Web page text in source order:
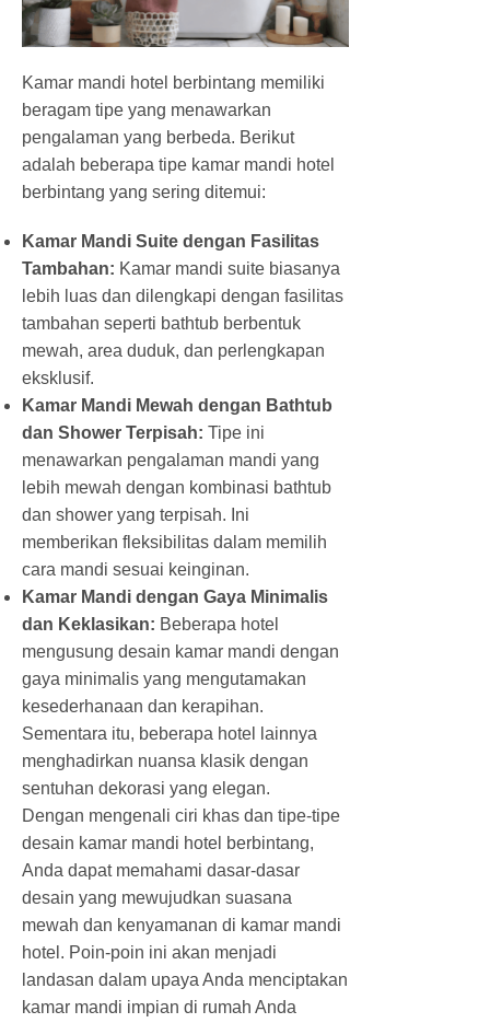
Kamar mandi hotel berbintang memiliki
beragam tipe yang menawarkan
pengalaman yang berbeda. Berikut
adalah beberapa tipe kamar mandi hotel
berbintang yang sering ditemui:
Kamar Mandi Suite dengan Fasilitas
Tambahan: Kamar mandi suite biasanya
lebih luas dan dilengkapi dengan fasilitas
tambahan seperti bathtub berbentuk
mewah, area duduk, dan perlengkapan
eksklusif.
Kamar Mandi Mewah dengan Bathtub
dan Shower Terpisah: Tipe ini
menawarkan pengalaman mandi yang
lebih mewah dengan kombinasi bathtub
dan shower yang terpisah. Ini
memberikan fleksibilitas dalam memilih
cara mandi sesuai keinginan.
Kamar Mandi dengan Gaya Minimalis
dan Keklasikan: Beberapa hotel
mengusung desain kamar mandi dengan
gaya minimalis yang mengutamakan
kesederhanaan dan kerapihan.
Sementara itu, beberapa hotel lainnya
menghadirkan nuansa klasik dengan
sentuhan dekorasi yang elegan.
Dengan mengenali ciri khas dan tipe-tipe
desain kamar mandi hotel berbintang,
Anda dapat memahami dasar-dasar
desain yang mewujudkan suasana
mewah dan kenyamanan di kamar mandi
hotel. Poin-poin ini akan menjadi
landasan dalam upaya Anda menciptakan
kamar mandi impian di rumah Anda